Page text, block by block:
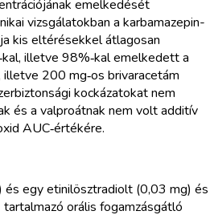
emelkedését
vizsgálatokban a karbamazepin-
kis eltérésekkel átlagosan
illetve 98%‑kal emelkedett a
200 mg‑os brivaracetám
kockázatokat nem
és a valproátnak nem volt additív
AUC‑értékére.
és egy etinilösztradiolt (0,03 mg) és
orális fogamzásgátló